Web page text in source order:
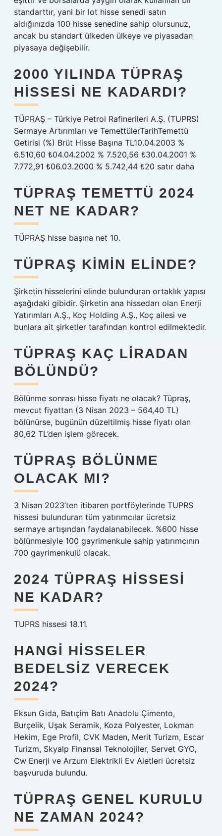
standarttır, yani bir lot hisse senedi satın
aldığınızda 100 hisse senedine sahip olursunuz,
ancak bu standart ülkeden ülkeye ve piyasadan
piyasaya değişebilir.
2000 YILINDA TÜPRAŞ
HISSESI NE KADARDI?
TÜPRAŞ – Türkiye Petrol Rafinerileri A.Ş. (TUPRS)
Sermaye Artırımları ve TemettülerTarihTemettü
Getirisi (%) Brüt Hisse Başına TL10.04.2003 %
6.510,60 ₺04.04.2002 % 7.520,56 ₺30.04.2001 %
7.772,91 ₺06.03.2000 % 5.742,44 ₺20 satır daha
TÜPRAŞ TEMETTÜ 2024
NET NE KADAR?
TÜPRAŞ hisse başına net 10.
TÜPRAŞ KIMIN ELINDE?
Şirketin hisselerini elinde bulunduran ortaklık yapısı
aşağıdaki gibidir. Şirketin ana hissedarı olan Enerji
Yatırımları A.Ş., Koç Holding A.Ş., Koç ailesi ve
bunlara ait şirketler tarafından kontrol edilmektedir.
TÜPRAŞ KAÇ LIRADAN
BÖLÜNDÜ?
Bölünme sonrası hisse fiyatı ne olacak? Tüpraş,
mevcut fiyattan (3 Nisan 2023 – 564,40 TL)
bölünürse, bugünün düzeltilmiş hisse fiyatı olan
80,62 TL’den işlem görecek.
TÜPRAŞ BÖLÜNME
OLACAK MI?
3 Nisan 2023’ten itibaren portföylerinde TUPRS
hissesi bulunduran tüm yatırımcılar ücretsiz
sermaye artışından faydalanabilecek. %600 hisse
bölünmesiyle 100 gayrimenkule sahip yatırımcının
700 gayrimenkulü olacak.
2024 TÜPRAŞ HISSESI
NE KADAR?
TUPRS hissesi 18.11.
HANGI HISSELER
BEDELSIZ VERECEK
2024?
Eksun Gıda, Batıçim Batı Anadolu Çimento,
Burçelik, Uşak Seramik, Koza Polyester, Lokman
Hekim, Ege Profil, CVK Maden, Merit Turizm, Escar
Turizm, Skyalp Finansal Teknolojiler, Servet GYO,
Cw Enerji ve Arzum Elektrikli Ev Aletleri ücretsiz
başvuruda bulundu.
TÜPRAŞ GENEL KURULU
NE ZAMAN 2024?